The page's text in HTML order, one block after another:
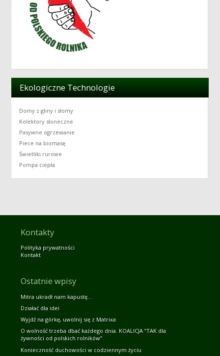
Ekologiczne Technologie
Domy z gliny i słomy
Kolektory słoneczne
Pasywne ogrzewanie
Piece na biomasę
Świetliki rurowe
Pompa ciepła
Kontakty
Polityka prywatności
Kontakt
Ostatnie wpisy
Mitra ukradł nam kapustę…
Działać dla idei
Wyjdź na górkę, uwolnij się z Matrixa
O wolność trzeba dbać każdego dnia. KOALICJA “TAK dla
żywności od polskich rolników”
Konieczność duchowości w codziennym życiu